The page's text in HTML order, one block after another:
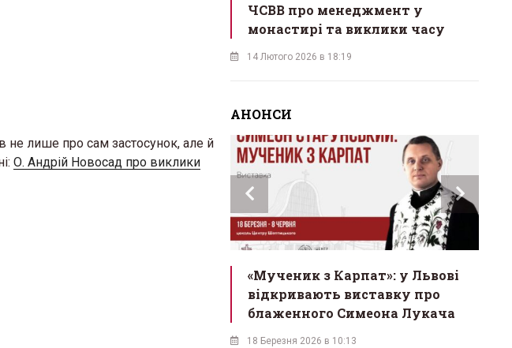
не лише про сам застосунок, але й
О. Андрій Новосад про виклики
ЧСВВ про менеджмент у
монастирі та виклики часу
14 Лютого 2026 в 18:19
АНОНСИ
«Мученик з Карпат»: у Львові
відкривають виставку про
блаженного Симеона Лукача
18 Березня 2026 в 10:13